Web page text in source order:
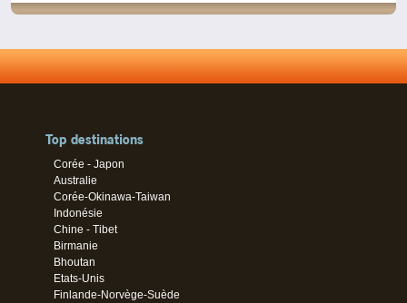
Top destinations
Corée - Japon
Australie
Corée-Okinawa-Taiwan
Indonésie
Chine - Tibet
Birmanie
Bhoutan
Etats-Unis
Finlande-Norvège-Suède